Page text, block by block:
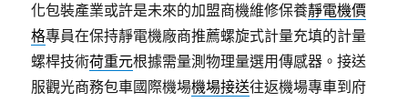
化包裝產業或許是未來的加盟商機維修保養靜電機價
格專員在保持靜電機廠商推薦螺旋式計量充填的計量
螺桿技術荷重元根據需量測物理量選用傳感器。接送
服觀光商務包車國際機場機場接送往返機場專車到府